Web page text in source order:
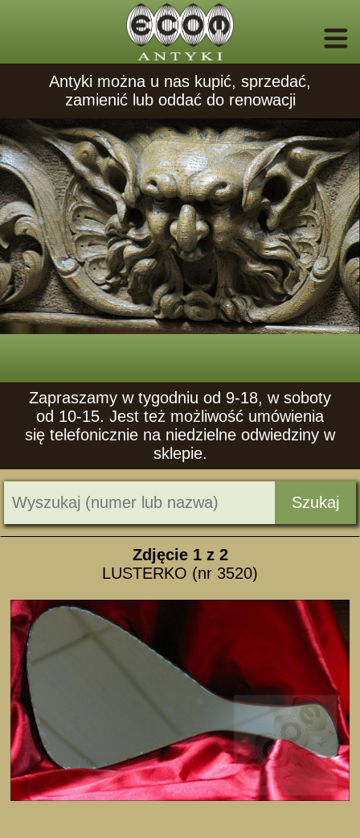
Antyki można u nas kupić, sprzedać,
zamienić lub oddać do renowacji
Zapraszamy w tygodniu od 9-18, w soboty
od 10-15. Jest też możliwość umówienia
się telefonicznie na niedzielne odwiedziny w
sklepie.
Szukaj
Zdjęcie 1z 2
LUSTERKO (nr 3520)